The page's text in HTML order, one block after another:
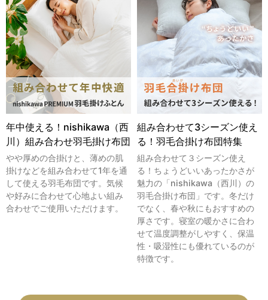
年中使える！nishikawa（西
川）組み合わせ羽毛掛け布団
やや厚めの合掛けと、薄めの肌
掛けなどを組み合わせて1年を通
して使える羽毛布団です。気候
や好みに合わせて心地よい組み
合わせでご使用いただけます。
組み合わせて3シーズン使え
る！羽毛合掛け布団特集
組み合わせて３シーズン使え
る！ちょうどいいあったかさが
魅力の「nishikawa（西川）の
羽毛合掛け布団」です。冬だけ
でなく、春や秋にもおすすめの
厚さです。寝室の暖かさに合わ
せて温度調整がしやすく、保温
性・吸湿性にも優れているのが
特徴です。